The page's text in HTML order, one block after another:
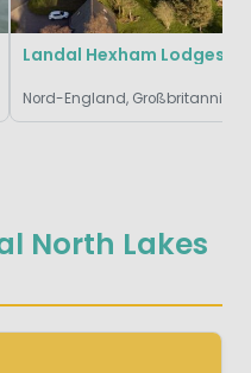
North Lakes
Landal Hexham Lodges
Nord-England, Großbritannien